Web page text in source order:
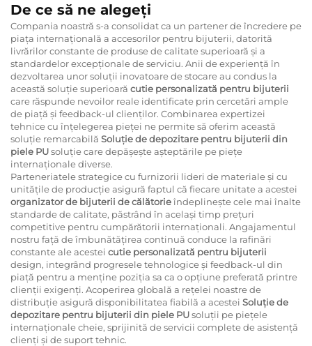
De ce să ne alegeți
Compania noastră s-a consolidat ca un partener de încredere pe
piața internațională a accesorilor pentru bijuterii, datorită
livrărilor constante de produse de calitate superioară și a
standardelor excepționale de serviciu. Anii de experiență în
dezvoltarea unor soluții inovatoare de stocare au condus la
această soluție superioară cutie personalizată pentru bijuterii
care răspunde nevoilor reale identificate prin cercetări ample
de piață și feedback-ul clienților. Combinarea expertizei
tehnice cu înțelegerea pieței ne permite să oferim această
soluție remarcabilă Soluție de depozitare pentru bijuterii din
piele PUsoluție care depășește așteptările pe piețe
internaționale diverse.
Parteneriatele strategice cu furnizorii lideri de materiale și cu
unitățile de producție asigură faptul că fiecare unitate a acestei
organizator de bijuterii de călătorieîndeplinește cele mai înalte
standarde de calitate, păstrând în același timp prețuri
competitive pentru cumpărătorii internaționali. Angajamentul
nostru față de îmbunătățirea continuă conduce la rafinări
constante ale acestei cutie personalizată pentru bijuterii
design, integrând progresele tehnologice și feedback-ul din
piață pentru a menține poziția sa ca o opțiune preferată printre
clienții exigenți. Acoperirea globală a rețelei noastre de
distribuție asigură disponibilitatea fiabilă a acestei Soluție de
depozitare pentru bijuterii din piele PUsoluții pe piețele
internaționale cheie, sprijinită de servicii complete de asistență
clienți și de suport tehnic.